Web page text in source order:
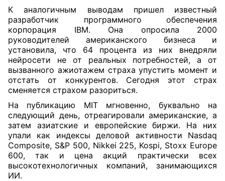
К аналогичным выводам пришел известный
разработчик программного обеспечения
корпорация IBM. Она опросила 2000
руководителей американского бизнеса и
установила, что 64 процента из них внедряли
нейросети не от реальных потребностей, а от
вызванного ажиотажем страха упустить момент и
отстать от конкурентов. Сегодня этот страх
сменяется страхом разориться.
На публикацию MIT мгновенно, буквально на
следующий день, отреагировали американские, а
затем азиатские и европейские биржи. На них
упали как индексы деловой активности Nasdaq
Composite, S&P 500, Nikkei 225, Kospi, Stoxx Europe
600, так и цена акций практически всех
высокотехнологичных компаний, занимающихся
ИИ.